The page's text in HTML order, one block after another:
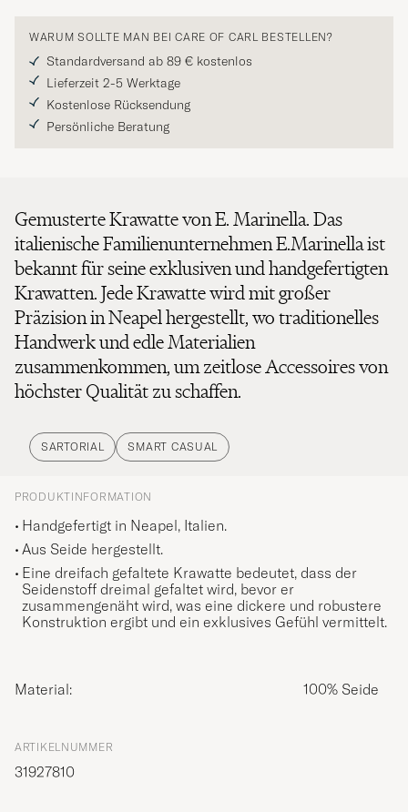
WARUM SOLLTE MAN BEI CARE OF CARL BESTELLEN?
Standardversand ab 89 € kostenlos
Lieferzeit 2-5 Werktage
Kostenlose Rücksendung
Persönliche Beratung
Gemusterte Krawatte von E. Marinella. Das
italienische Familienunternehmen E.Marinella ist
bekannt für seine exklusiven und handgefertigten
Krawatten. Jede Krawatte wird mit großer
Präzision in Neapel hergestellt, wo traditionelles
Handwerk und edle Materialien
zusammenkommen, um zeitlose Accessoires von
höchster Qualität zu schaffen.
SARTORIAL SMART CASUAL
PRODUKTINFORMATION
Handgefertigt in Neapel, Italien.
Aus Seide hergestellt.
Eine dreifach gefaltete Krawatte bedeutet, dass der
Seidenstoff dreimal gefaltet wird, bevor er
zusammengenäht wird, was eine dickere und robustere
Konstruktion ergibt und ein exklusives Gefühl vermittelt.
Material: 100% Seide
ARTIKELNUMMER
31927810